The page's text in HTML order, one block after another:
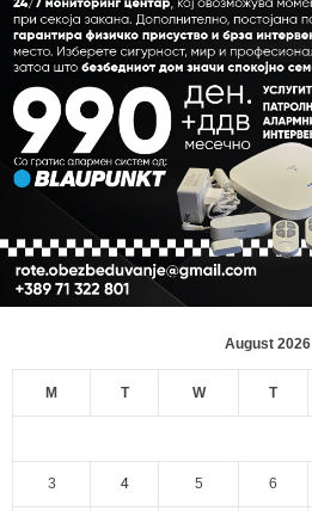
August 2026
M T W T
3 4 5 6